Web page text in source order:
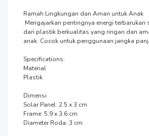
Ramah Lingkungan dan Aman untuk Anak
dari plastik berkualitas yang ringan dan
anak. Cocok untuk penggunaan jangka
Specifications:
Material
Plastik
Dimensi
Solar Panel: 2.5 x 3 cm
Frame: 5.9 x 3.6 cm
Diameter Roda: 3 cm